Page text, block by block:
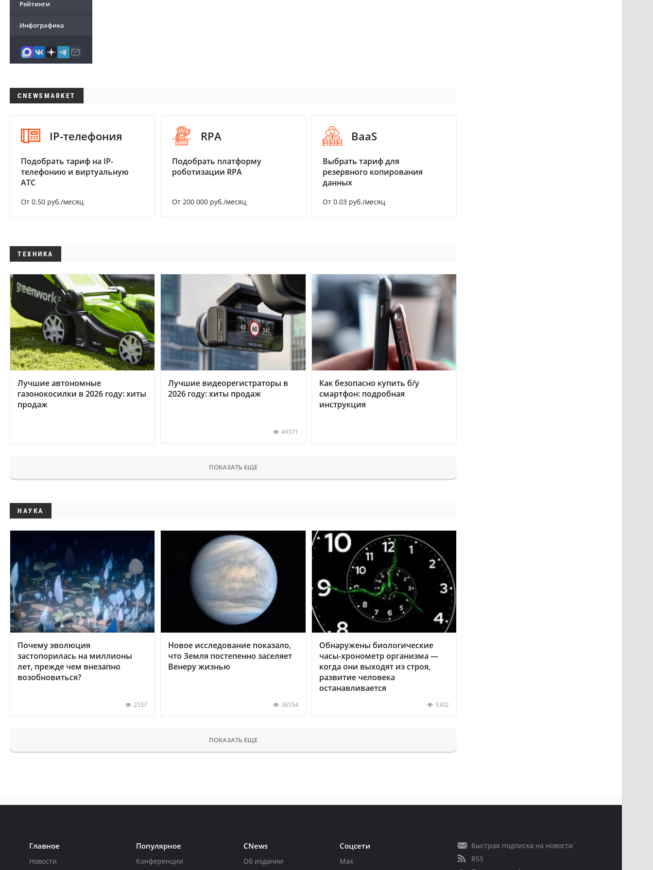
Рейтинги
Инфографика
CNEWSMARKET
IP-телефония
Подобрать тариф на IP-
телефонию и виртуальную
АТС
От 0.50 руб./месяц
RPA
Подобрать платформу
роботизации RPA
От 200 000 руб./месяц
BaaS
Выбрать тариф для
резервного копирования
данных
От 0.03 руб./месяц
ТЕХНИКА
Лучшие автономные
газонокосилки в 2026 году: хиты
продаж
Лучшие видеорегистраторы в
2026 году: хиты продаж
49371
Как безопасно купить б/у
смартфон: подробная
инструкция
ПОКАЗАТЬ ЕЩЕ
НАУКА
Почему эволюция
застопорилась на миллионы
лет, прежде чем внезапно
возобновиться?
2537
Новое исследование показало,
что Земля постепенно заселяет
Венеру жизнью
36554
Обнаружены биологические
часы-хронометр организма —
когда они выходят из строя,
развитие человека
останавливается
5302
ПОКАЗАТЬ ЕЩЕ
Главное
Новости
Популярное
Конференции
CNews
Об издании
Соцсети
Max
Быстрая подписка на новости
RSS